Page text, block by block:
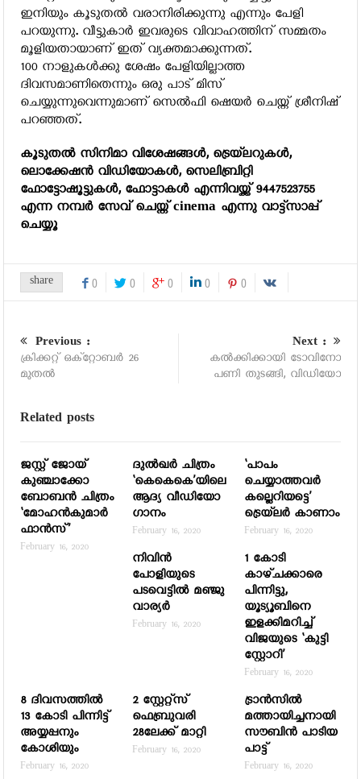
ഇനിയും കൂടുതല്‍ വരാനിരിക്കുന്നു എന്നും പേളി
പറയുന്നു. വീട്ടുകാര്‍ ഇവരുടെ വിവാഹത്തിന് സമ്മതം
മൂളിയതായാണ് ഇത് വ്യക്തമാക്കുന്നത്.
100 നാളുകള്‍ക്കു ശേഷം പേളിയില്ലാത്ത
ദിവസമാണിതെന്നും ഒരു പാട് മിസ്
ചെയ്യുന്നുവെന്നുമാണ് സെല്‍ഫി ഷെയര്‍ ചെയ്ത് ശ്രീനിഷ്
പറഞ്ഞത്.
കൂടുതല്‍ സിനിമാ വിശേഷങ്ങള്‍, ട്രെയ്‌ലറുകള്‍,
ലൊക്കേഷന്‍ വിഡിയോകള്‍, സെലിബ്രിറ്റി
ഫോട്ടോഷൂട്ടുകള്‍, ഫോട്ടാകള്‍ എന്നിവയ്ക്ക് 9447523755
എന്ന നമ്പര്‍ സേവ് ചെയ്ത് cinema എന്നു വാട്ട്‌സാപ്പ്
ചെയ്യൂ
share 0 0 0 0 0
Previous :
ക്രിക്കറ്റ് ഒക്‌റ്റോബര്‍ 26
മുതല്‍
Next :
കല്‍ക്കിക്കായി ടോവിനോ
പണി തുടങ്ങി, വിഡിയോ
Related posts
ജസ്റ്റ് ജോയ്
കുഞ്ചാക്കോ
ബോബൻ ചിത്രം
‘മോഹൻകുമാർ
ഫാൻസ്’
February 16, 2020
ദുൽഖർ ചിത്രം
‘കെകെകെ’യിലെ
ആദ്യ വീഡിയോ
ഗാനം
February 16, 2020
‘പാപം
ചെയ്യാത്തവര്‍
കല്ലെറിയട്ടെ’
ട്രെയ്‌ലര്‍ കാണാം
February 16, 2020
നിവിന്‍
പോളിയുടെ
പടവെട്ടില്‍ മഞ്ജു
വാര്യര്‍
February 16, 2020
1 കോടി
കാഴ്ചക്കാരെ
പിന്നിട്ടു,
യൂട്യൂബിനെ
ഇളക്കിമറിച്ച്
വിജയുടെ ‘കുട്ടി
സ്റ്റോറി’
February 16, 2020
8 ദിവസത്തില്‍
13 കോടി പിന്നിട്ട്
അയ്യപ്പനും
കോശിയും
February 16, 2020
2 സ്റ്റേറ്റ്‌സ്
ഫെബ്രുവരി
28ലേക്ക് മാറ്റി
February 16, 2020
ട്രാന്‍സില്‍
മത്തായിച്ചനായി
സൗബിന്‍ പാടിയ
പാട്ട്
February 16, 2020